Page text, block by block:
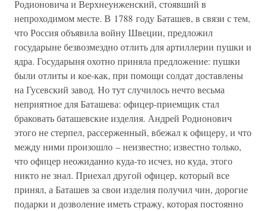
Родионовича и Верхнеунженский, стоявший в
непроходимом месте. В 1788 году Баташев, в связи с тем,
что Россия объявила войну Швеции, предложил
государыне безвозмездно отлить для артиллерии пушки и
ядра. Государыня охотно приняла предложение: пушки
были отлиты и кое-как, при помощи солдат доставлены
на Гусевский завод. Но тут случилось нечто весьма
неприятное для Баташева: офицер-приемщик стал
браковать баташевские изделия. Андрей Родионович
этого не стерпел, рассерженный, вбежал к офицеру, и что
между ними произошло – неизвестно; известно только,
что офицер неожиданно куда-то исчез, но куда, этого
никто не знал. Приехал другой офицер, который все
принял, а Баташев за свои изделия получил чин, дорогие
подарки и дозволение иметь стражу, которая постоянно